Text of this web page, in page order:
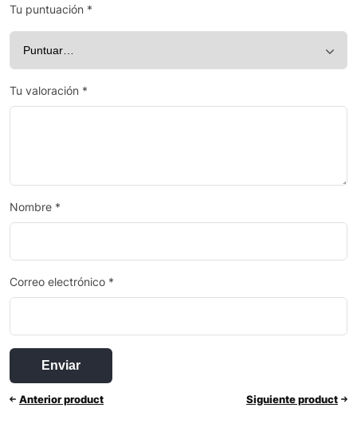
Tu puntuación *
Tu valoración *
Nombre *
Correo electrónico *
Anterior product Siguiente product